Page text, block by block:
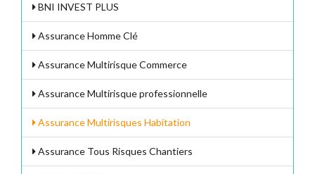
BNI INVEST PLUS
Assurance Homme Clé
Assurance Multirisque Commerce
Assurance Multirisque professionnelle
Assurance Multirisques Habitation
Assurance Tous Risques Chantiers